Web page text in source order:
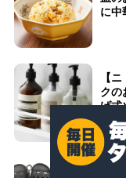
に中
【
ク
げ式
【